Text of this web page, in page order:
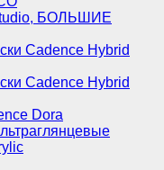
БОЛЬШИЕ
Cadence Hybrid
Cadence Hybrid
Dora